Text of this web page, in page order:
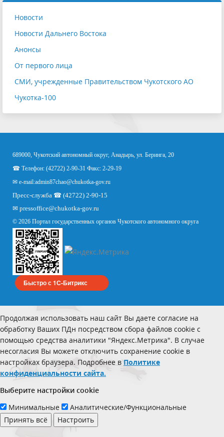
Новости
Новости Дальнего Востока
Анонсы
От первого лица
СМИ, учрежденные Правительством Чукотского АО
Чукотка-100
689000, Чукотский автономный округ, Анадырь, ул. Беринга, 20
☎ Телефон: (42722) 2-90-31 Факс: 2-29-19
✉ e-mail:admin87chao@chukotka-gov.ru
Пресс-служба ☎ (42722) 2-90-15
✉ pressoffice@chukotka-gov.ru
© 2026 Портал государственных органов Чукотского автономного округа
Быстро с 1С-Битрикс
Продолжая использовать наш сайт Вы даете согласие на
обработку Ваших ПДн посредством сбора файлов cookie с
помощью средства аналитики "Яндекс.Метрика". В случае
несогласия Вы можете отключить сохранение cookie в
настройках браузера. Подробнее в Политике
конфиденциальности сайта.
Выберите настройки cookie
Минимальные
Аналитические/Функциональные
Принять всё
Настроить